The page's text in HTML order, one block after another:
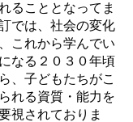
ることとなってま
では、社会の変化
これから学んでい
なる２０３０年頃
、子どもたちがこ
れる資質・能力を
視されておりま